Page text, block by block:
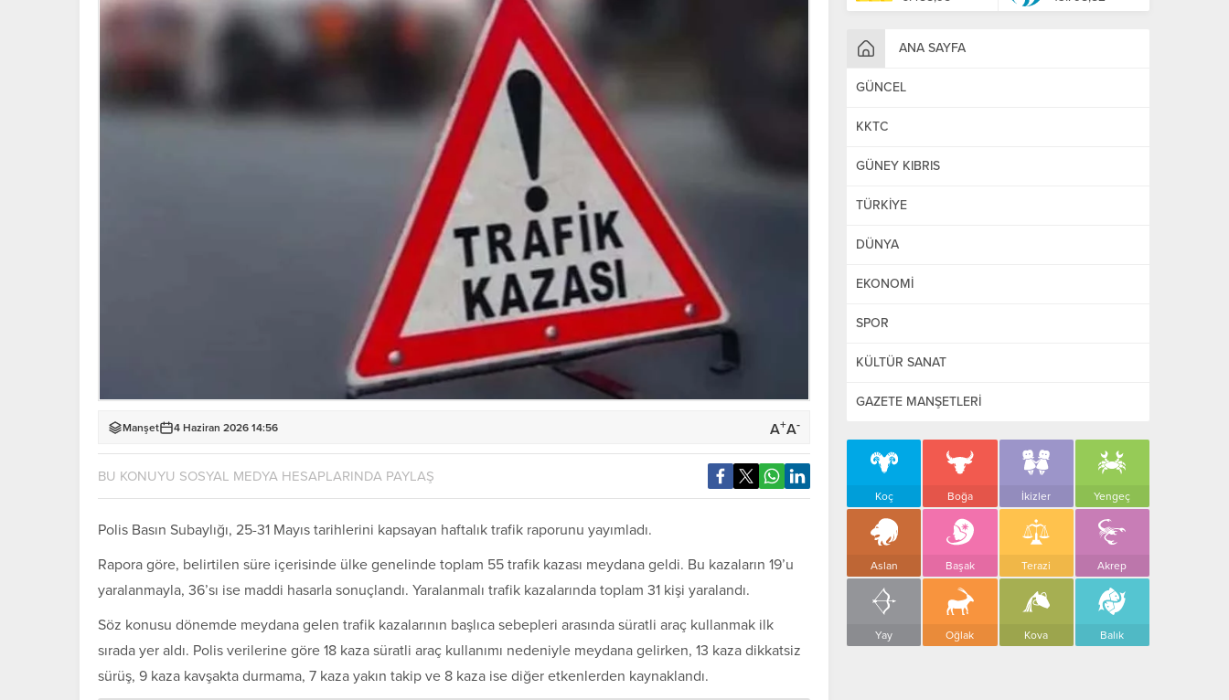
ANA SAYFA
GÜNCEL
KKTC
GÜNEY KIBRIS
TÜRKİYE
DÜNYA
EKONOMİ
SPOR
KÜLTÜR SANAT
GAZETE MANŞETLERİ
Koç Boğa İkizler Yengeç
Aslan Başak Terazi Akrep
Yay Oğlak Kova Balık
Manşet 4 Haziran 2026 14:56 A+A-
BU KONUYU SOSYAL MEDYA HESAPLARINDA PAYLAŞ
Polis Basın Subaylığı, 25-31 Mayıs tarihlerini kapsayan haftalık trafik raporunu yayımladı.
Rapora göre, belirtilen süre içerisinde ülke genelinde toplam 55 trafik kazası meydana geldi. Bu kazaların 19’u
yaralanmayla, 36’sı ise maddi hasarla sonuçlandı. Yaralanmalı trafik kazalarında toplam 31 kişi yaralandı.
Söz konusu dönemde meydana gelen trafik kazalarının başlıca sebepleri arasında süratli araç kullanmak ilk
sırada yer aldı. Polis verilerine göre 18 kaza süratli araç kullanımı nedeniyle meydana gelirken, 13 kaza dikkatsiz
sürüş, 9 kaza kavşakta durmama, 7 kaza yakın takip ve 8 kaza ise diğer etkenlerden kaynaklandı.